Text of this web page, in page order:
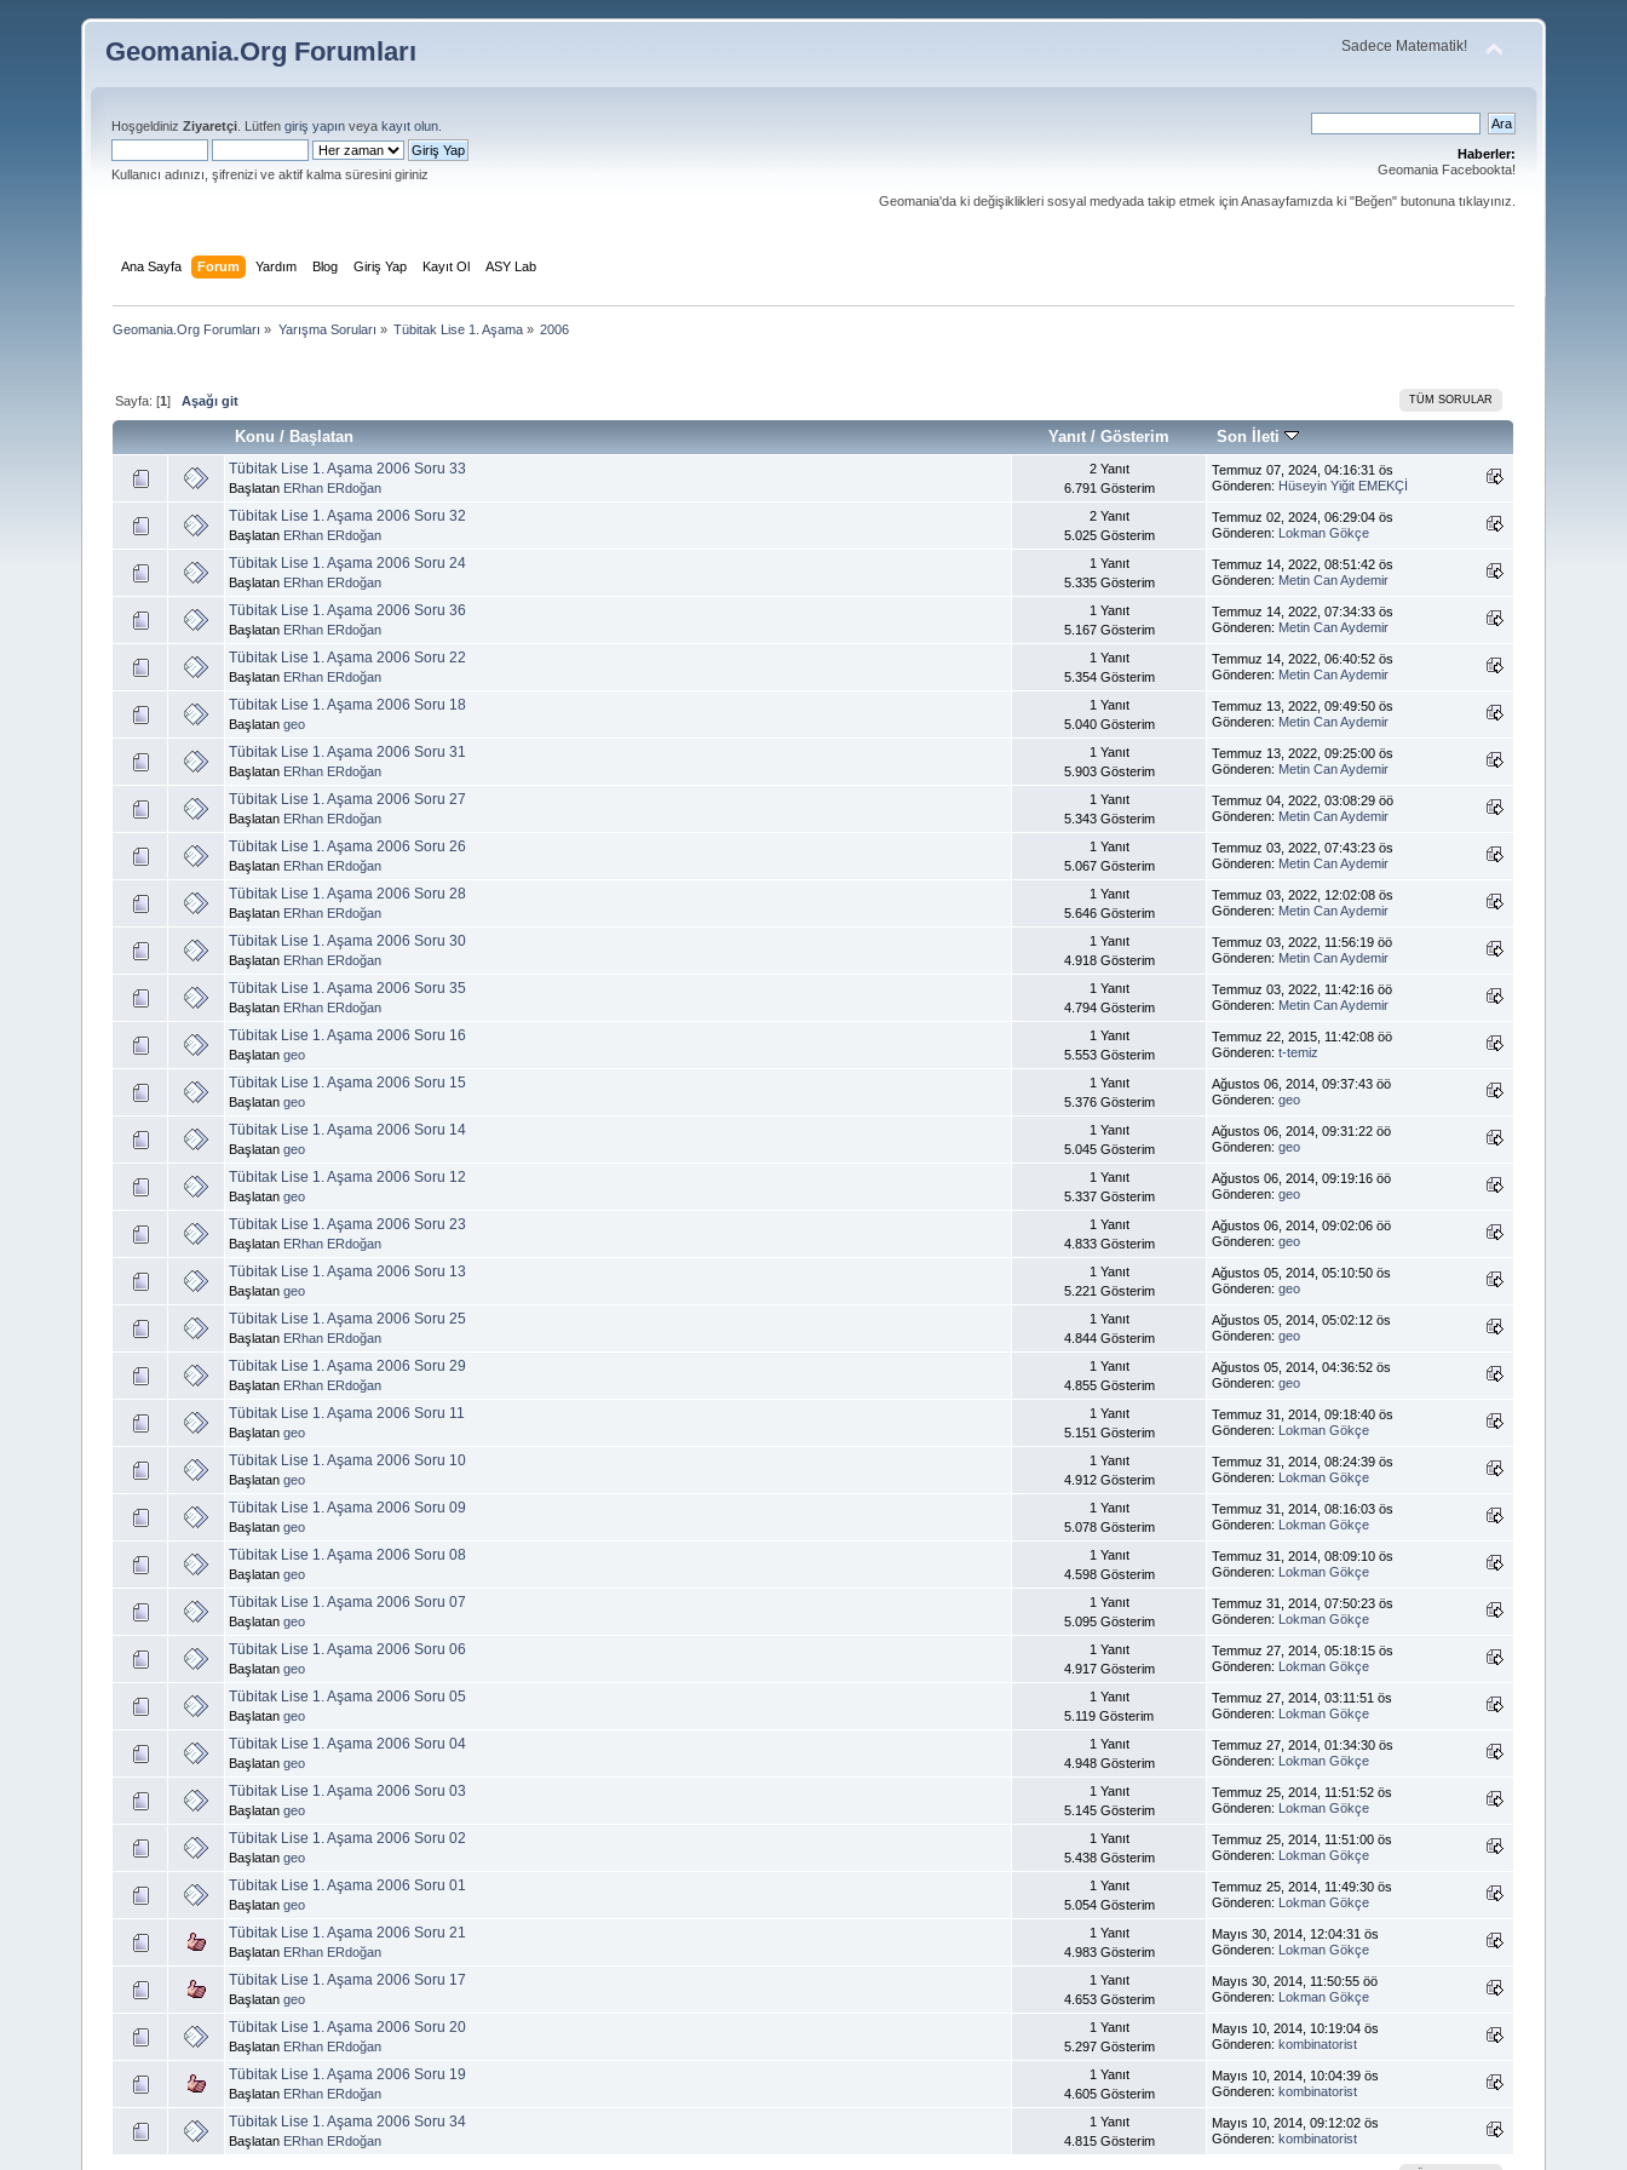
Geomania.Org Forumları Sadece Matematik!
HoşgeldinizZiyaretçi . Lütfengiriş yapın veyakayıt olun
Kullanıcı adınızı, şifrenizi ve aktif kalma süresini giriniz
Haberler:
Geomania Facebookta!
Geomania'da ki değişiklikleri sosyal medyada takip etmek için Anasayfamızda ki "Beğen" butonuna tıklayınız.
Ana Sayfa Forum Yardım Blog Giriş Yap Kayıt Ol ASY Lab
Geomania.Org Forumları » Yarışma Soruları » Tübitak Lise 1. Aşama » 2006
Sayfa: [1]Aşağı git TÜM SORULAR
Konu /Başlatan Yanıt/ Gösterim Son İleti
Tübitak Lise 1. Aşama 2006 Soru 33
Başlatan ERhan ERdoğan
2 Yanıt
6.791 Gösterim
Temmuz 07, 2024, 04:16:31 ös
Gönderen: Hüseyin Yiğit EMEKÇİ
Tübitak Lise 1. Aşama 2006 Soru 32
Başlatan ERhan ERdoğan
2 Yanıt
5.025 Gösterim
Temmuz 02, 2024, 06:29:04 ös
Gönderen: Lokman Gökçe
Tübitak Lise 1. Aşama 2006 Soru 24
Başlatan ERhan ERdoğan
1 Yanıt
5.335 Gösterim
Temmuz 14, 2022, 08:51:42 ös
Gönderen: Metin Can Aydemir
Tübitak Lise 1. Aşama 2006 Soru 36
Başlatan ERhan ERdoğan
1 Yanıt
5.167 Gösterim
Temmuz 14, 2022, 07:34:33 ös
Gönderen: Metin Can Aydemir
Tübitak Lise 1. Aşama 2006 Soru 22
Başlatan ERhan ERdoğan
1 Yanıt
5.354 Gösterim
Temmuz 14, 2022, 06:40:52 ös
Gönderen: Metin Can Aydemir
Tübitak Lise 1. Aşama 2006 Soru 18
Başlatangeo
1 Yanıt
5.040 Gösterim
Temmuz 13, 2022, 09:49:50 ös
Gönderen: Metin Can Aydemir
Tübitak Lise 1. Aşama 2006 Soru 31
Başlatan ERhan ERdoğan
1 Yanıt
5.903 Gösterim
Temmuz 13, 2022, 09:25:00 ös
Gönderen: Metin Can Aydemir
Tübitak Lise 1. Aşama 2006 Soru 27
Başlatan ERhan ERdoğan
1 Yanıt
5.343 Gösterim
Temmuz 04, 2022, 03:08:29 öö
Gönderen: Metin Can Aydemir
Tübitak Lise 1. Aşama 2006 Soru 26
Başlatan ERhan ERdoğan
1 Yanıt
5.067 Gösterim
Temmuz 03, 2022, 07:43:23 ös
Gönderen: Metin Can Aydemir
Tübitak Lise 1. Aşama 2006 Soru 28
Başlatan ERhan ERdoğan
1 Yanıt
5.646 Gösterim
Temmuz 03, 2022, 12:02:08 ös
Gönderen: Metin Can Aydemir
Tübitak Lise 1. Aşama 2006 Soru 30
Başlatan ERhan ERdoğan
1 Yanıt
4.918 Gösterim
Temmuz 03, 2022, 11:56:19 öö
Gönderen: Metin Can Aydemir
Tübitak Lise 1. Aşama 2006 Soru 35
Başlatan ERhan ERdoğan
1 Yanıt
4.794 Gösterim
Temmuz 03, 2022, 11:42:16 öö
Gönderen: Metin Can Aydemir
Tübitak Lise 1. Aşama 2006 Soru 16
Başlatangeo
1 Yanıt
5.553 Gösterim
Temmuz 22, 2015, 11:42:08 öö
Gönderen:t-temiz
Tübitak Lise 1. Aşama 2006 Soru 15
Başlatangeo
1 Yanıt
5.376 Gösterim
Ağustos 06, 2014, 09:37:43 öö
Gönderen:geo
Tübitak Lise 1. Aşama 2006 Soru 14
Başlatangeo
1 Yanıt
5.045 Gösterim
Ağustos 06, 2014, 09:31:22 öö
Gönderen:geo
Tübitak Lise 1. Aşama 2006 Soru 12
Başlatangeo
1 Yanıt
5.337 Gösterim
Ağustos 06, 2014, 09:19:16 öö
Gönderen:geo
Tübitak Lise 1. Aşama 2006 Soru 23
Başlatan ERhan ERdoğan
1 Yanıt
4.833 Gösterim
Ağustos 06, 2014, 09:02:06 öö
Gönderen:geo
Tübitak Lise 1. Aşama 2006 Soru 13
Başlatangeo
1 Yanıt
5.221 Gösterim
Ağustos 05, 2014, 05:10:50 ös
Gönderen:geo
Tübitak Lise 1. Aşama 2006 Soru 25
Başlatan ERhan ERdoğan
1 Yanıt
4.844 Gösterim
Ağustos 05, 2014, 05:02:12 ös
Gönderen:geo
Tübitak Lise 1. Aşama 2006 Soru 29
Başlatan ERhan ERdoğan
1 Yanıt
4.855 Gösterim
Ağustos 05, 2014, 04:36:52 ös
Gönderen:geo
Tübitak Lise 1. Aşama 2006 Soru 11
Başlatangeo
1 Yanıt
5.151 Gösterim
Temmuz 31, 2014, 09:18:40 ös
Gönderen: Lokman Gökçe
Tübitak Lise 1. Aşama 2006 Soru 10
Başlatangeo
1 Yanıt
4.912 Gösterim
Temmuz 31, 2014, 08:24:39 ös
Gönderen: Lokman Gökçe
Tübitak Lise 1. Aşama 2006 Soru 09
Başlatangeo
1 Yanıt
5.078 Gösterim
Temmuz 31, 2014, 08:16:03 ös
Gönderen: Lokman Gökçe
Tübitak Lise 1. Aşama 2006 Soru 08
Başlatangeo
1 Yanıt
4.598 Gösterim
Temmuz 31, 2014, 08:09:10 ös
Gönderen: Lokman Gökçe
Tübitak Lise 1. Aşama 2006 Soru 07
Başlatangeo
1 Yanıt
5.095 Gösterim
Temmuz 31, 2014, 07:50:23 ös
Gönderen: Lokman Gökçe
Tübitak Lise 1. Aşama 2006 Soru 06
Başlatangeo
1 Yanıt
4.917 Gösterim
Temmuz 27, 2014, 05:18:15 ös
Gönderen: Lokman Gökçe
Tübitak Lise 1. Aşama 2006 Soru 05
Başlatangeo
1 Yanıt
5.119 Gösterim
Temmuz 27, 2014, 03:11:51 ös
Gönderen: Lokman Gökçe
Tübitak Lise 1. Aşama 2006 Soru 04
Başlatangeo
1 Yanıt
4.948 Gösterim
Temmuz 27, 2014, 01:34:30 ös
Gönderen: Lokman Gökçe
Tübitak Lise 1. Aşama 2006 Soru 03
Başlatangeo
1 Yanıt
5.145 Gösterim
Temmuz 25, 2014, 11:51:52 ös
Gönderen: Lokman Gökçe
Tübitak Lise 1. Aşama 2006 Soru 02
Başlatangeo
1 Yanıt
5.438 Gösterim
Temmuz 25, 2014, 11:51:00 ös
Gönderen: Lokman Gökçe
Tübitak Lise 1. Aşama 2006 Soru 01
Başlatangeo
1 Yanıt
5.054 Gösterim
Temmuz 25, 2014, 11:49:30 ös
Gönderen: Lokman Gökçe
Tübitak Lise 1. Aşama 2006 Soru 21
Başlatan ERhan ERdoğan
1 Yanıt
4.983 Gösterim
Mayıs 30, 2014, 12:04:31 ös
Gönderen: Lokman Gökçe
Tübitak Lise 1. Aşama 2006 Soru 17
Başlatangeo
1 Yanıt
4.653 Gösterim
Mayıs 30, 2014, 11:50:55 öö
Gönderen: Lokman Gökçe
Tübitak Lise 1. Aşama 2006 Soru 20
Başlatan ERhan ERdoğan
1 Yanıt
5.297 Gösterim
Mayıs 10, 2014, 10:19:04 ös
Gönderen:kombinatorist
Tübitak Lise 1. Aşama 2006 Soru 19
Başlatan ERhan ERdoğan
1 Yanıt
4.605 Gösterim
Mayıs 10, 2014, 10:04:39 ös
Gönderen:kombinatorist
Tübitak Lise 1. Aşama 2006 Soru 34
Başlatan ERhan ERdoğan
1 Yanıt
4.815 Gösterim
Mayıs 10, 2014, 09:12:02 ös
Gönderen:kombinatorist